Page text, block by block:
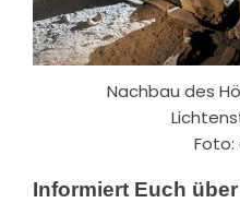
Nachbau des
Foto:
Informiert Euch